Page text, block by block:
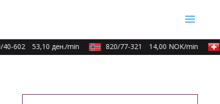
602 53,10 ден./min 820/77-321 14,00 NOK/min